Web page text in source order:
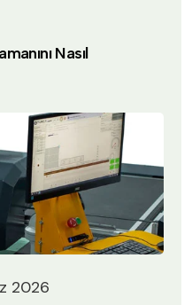
Nasıl
2026